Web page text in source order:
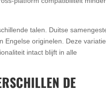
talen. Duitse
Engelse originelen. Deze
intact blijft in alle
DE